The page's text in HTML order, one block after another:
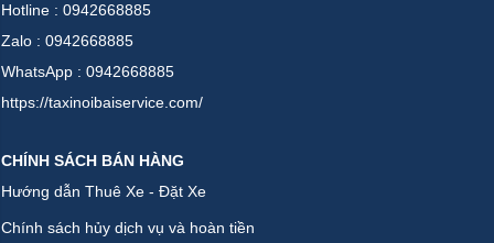
Hotline : 0942668885
Zalo : 0942668885
WhatsApp : 0942668885
https://taxinoibaiservice.com/
CHÍNH SÁCH BÁN HÀNG
Hướng dẫn Thuê Xe - Đặt Xe
Chính sách hủy dịch vụ và hoàn tiền